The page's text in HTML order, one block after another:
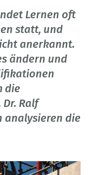
Lernen oft
statt, und
anerkannt.
ändern und
die
Ralf
analysieren die